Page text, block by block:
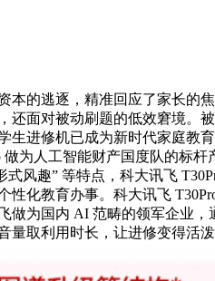
的逃逐，精准回应了家长的焦
还面对被动刷题的低效窘境。
生进修机已成为新时代家庭教
做为人工智能财产国度队的标
式风趣” 等特点，科大讯飞
性化教育办事。科大讯飞
做为国内 AI 范畴的领军企业，
量取利用时长，让进修变得活